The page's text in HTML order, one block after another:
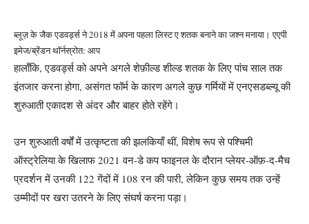
ब्लूज़ के जैक एडवर्ड्स ने 2018 में अपना पहला लिस्ट ए शतक बनाने का जश्न मनाया। एएपी
इमेज/ब्रेंडन थॉर्नस्रोत: आप
हालाँकि, एडवर्ड्स को अपने अगले शेफ़ील्ड शील्ड शतक के लिए पांच साल तक
इंतजार करना होगा, असंगत फॉर्म के कारण अगले कुछ गर्मियों में एनएसडब्ल्यू की
शुरुआती एकादश से अंदर और बाहर होते रहेंगे।
उन शुरुआती वर्षों में उत्कृष्टता की झलकियाँ थीं, विशेष रूप से पश्चिमी
ऑस्ट्रेलिया के खिलाफ 2021 वन-डे कप फाइनल के दौरान प्लेयर-ऑफ़-द-मैच
प्रदर्शन में उनकी 122 गेंदों में 108 रन की पारी, लेकिन कुछ समय तक उन्हें
उम्मीदों पर खरा उतरने के लिए संघर्ष करना पड़ा।